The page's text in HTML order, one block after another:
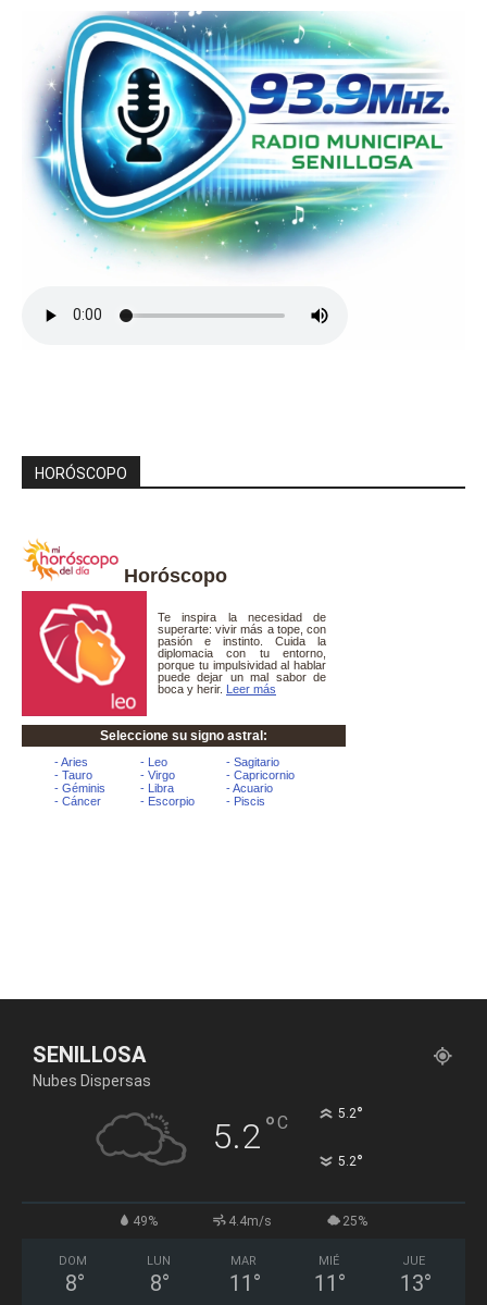
HORÓSCOPO
Horóscopo
SENILLOSA
Nubes Dispersas
5.2°C 5.2°
5.2°
49% 4.4m/s 25%
DOM
8°
LUN
8°
MAR
11 °
MIÉ
11 °
JUE
13°